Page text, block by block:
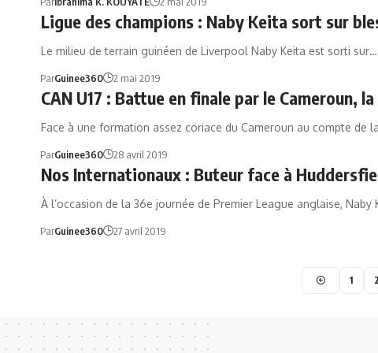
Ligue des champions : Naby Keita sort sur
Le milieu de terrain guinéen de Liverpool Naby Keita est sorti sur…
ParGuinee360 2 mai 2019
CAN U17 : Battue en finale par le Cameroun,
Face à une formation assez coriace du Cameroun au compte de
ParGuinee360 28 avril 2019
Nos Internationaux : Buteur face à
À l’occasion de la 36e journée de Premier League anglaise, Naby
ParGuinee360 27 avril 2019
1 2